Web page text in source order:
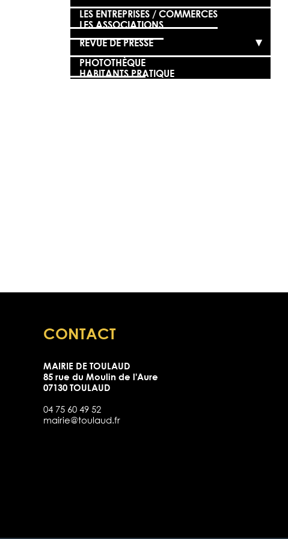
LES ENTREPRISES / COMMERCES
LES ASSOCIATIONS
REVUE DE PRESSE
PHOTOTHÈQUE
HABITANTS PRATIQUE
CONTACT
MAIRIE DE TOULAUD
85 rue du Moulin de l'Aure
07130 TOULAUD
04 75 60 49 52
mairie@toulaud.fr